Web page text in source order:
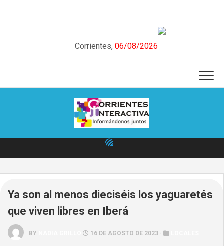
Corrientes, 06/08/2026
Ya son al menos dieciséis los yaguaretés
que viven libres en Iberá
BY 16 DE AGOSTO DE 2023 ·